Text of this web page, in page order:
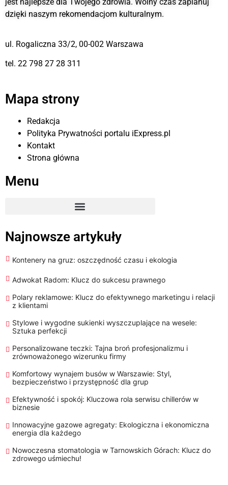
dzięki naszym rekomendacjom kulturalnym.
ul. Rogaliczna 33/2, 00-002 Warszawa
tel. 22 798 27 28 311
Mapa strony
Redakcja
Polityka Prywatności portalu iExpress.pl
Kontakt
Strona główna
Menu
Najnowsze artykuły
Kontenery na gruz: oszczędność czasu i ekologia
Adwokat Radom: Klucz do sukcesu prawnego
Polary reklamowe: Klucz do efektywnego marketingu i relacji
z klientami
Stylowe i wygodne sukienki wyszczuplające na wesele:
Sztuka perfekcji
Personalizowane teczki: Tajna broń profesjonalizmu i
zrównoważonego wizerunku firmy
Komfortowy wynajem busów w Warszawie: Styl,
bezpieczeństwo i przystępność dla grup
Efektywność i spokój: Kluczowa rola serwisu chillerów w
biznesie
Innowacyjne gazowe agregaty: Ekologiczna i ekonomiczna
energia dla każdego
Nowoczesna stomatologia w Tarnowskich Górach: Klucz do
zdrowego uśmiechu!